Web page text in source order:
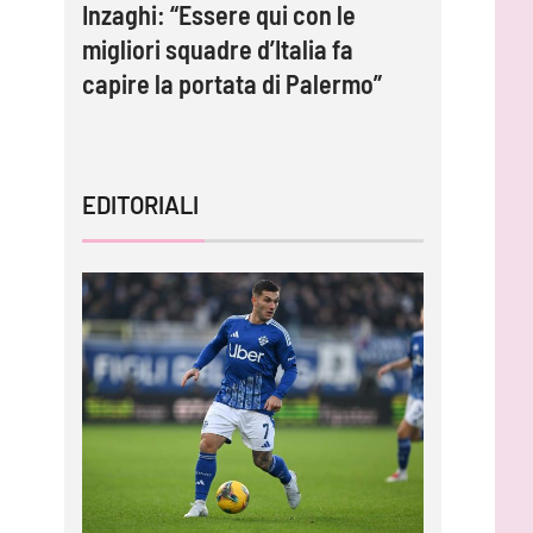
Inzaghi: “Essere qui con le
migliori squadre d’Italia fa
capire la portata di Palermo”
EDITORIALI